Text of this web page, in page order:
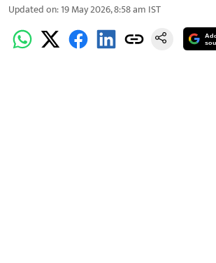
Updated on:19 May 2026, 8:58 am IST